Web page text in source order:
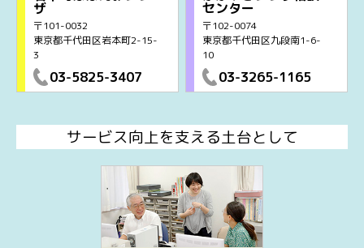
ザ
〒101-0032
東京都千代田区岩本町2-15-
3
03-5825-3407
センター
〒102-0074
東京都千代田区九段南1-6-
10
03-3265-1165
サービス向上を支える土台として